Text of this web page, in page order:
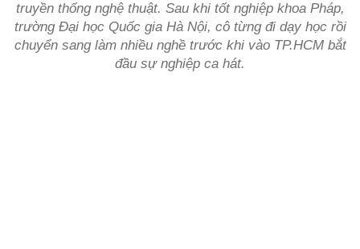
truyền thống nghệ thuật. Sau khi tốt nghiệp khoa Pháp,
trường Đại học Quốc gia Hà Nội, cô từng đi dạy học rồi
chuyển sang làm nhiều nghề trước khi vào TP.HCM bắt
đầu sự nghiệp ca hát.